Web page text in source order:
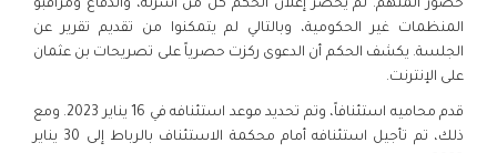
حضور المتهم. لم يحضر إعلان الحكم كل من أسرته، والدفاع ومراقبو
المنظمات غير الحكومية، وبالتالي لم يتمكنوا من تقديم تقرير عن
الجلسة. يكشف الحكم أن الدعوى ركزت حصرياً على تصريحات بن عثمان
على الإنترنت.
قدم محاميه استئنافاً، وتم تحديد موعد استئنافه في 16 يناير 2023. ومع
ذلك، تم تأجيل استئنافه أمام محكمة الاستئناف بالرباط إلى 30 يناير